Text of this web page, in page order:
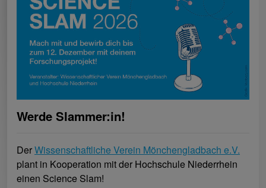
Werde Slammer:in!
DerWissenschaftliche Verein Mönchengladbach e.V.
plant in Kooperation mit der Hochschule Niederrhein
einen Science Slam!